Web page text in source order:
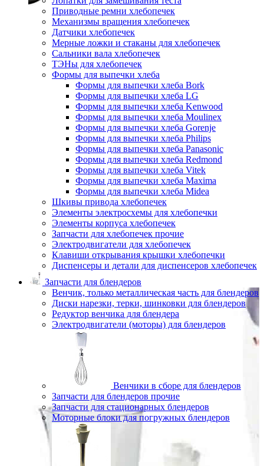
Приводные ремни хлебопечек
Механизмы вращения хлебопечек
Датчики хлебопечек
Мерные ложки и стаканы для хлебопечек
Сальники вала хлебопечек
ТЭНы для хлебопечек
Формы для выпечки хлеба
Формы для выпечки хлеба Bork
Формы для выпечки хлеба LG
Формы для выпечки хлеба Kenwood
Формы для выпечки хлеба Moulinex
Формы для выпечки хлеба Gorenje
Формы для выпечки хлеба Philips
Формы для выпечки хлеба Panasonic
Формы для выпечки хлеба Redmond
Формы для выпечки хлеба Vitek
Формы для выпечки хлеба Maxima
Формы для выпечки хлеба Midea
Шкивы привода хлебопечек
Элементы электросхемы для хлебопечки
Элементы корпуса хлебопечек
Запчасти для хлебопечек прочие
Электродвигатели для хлебопечек
Клавиши открывания крышки хлебопечки
Диспенсеры и детали для диспенсеров хлебопечек
Запчасти для блендеров
Венчик, только металлическая часть для блендеров
Диски нарезки, терки, шинковки для блендеров
Редуктор венчика для блендера
Электродвигатели (моторы) для блендеров
Венчики в сборе для блендеров
Запчасти для блендеров прочие
Запчасти для стационарных блендеров
Моторные блоки для погружных блендеров